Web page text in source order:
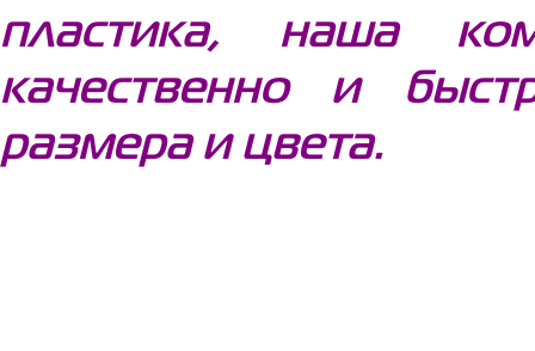
пластика, наша
качественно и
размера и цвета.